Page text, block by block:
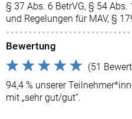
§ 37 Abs. 6 BetrVG, § 54 Abs.
und Regelungen für MAV, §
Bewertung
(51
94,4 % unserer
mit „sehr gut/gut“.